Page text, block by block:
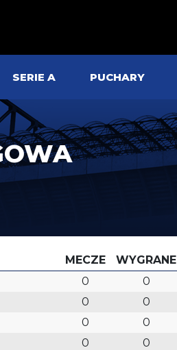
SERIE A PUCHARY
MECZE WYGRANE
0 0
0 0
0 0
0 0